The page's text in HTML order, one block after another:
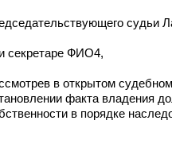
судьи
секретаре ФИО4,
в открытом
факта владения
в порядке